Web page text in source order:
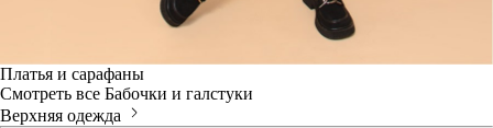
Платья и сарафаны
Смотреть все Бабочки и галстуки
Верхняя одежда